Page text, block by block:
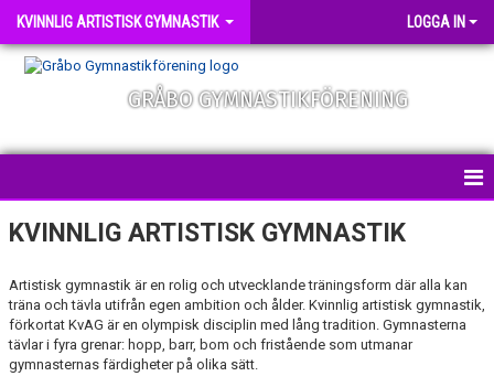
KVINNLIG ARTISTISK GYMNASTIK LOGGA IN
GRÅBO GYMNASTIKFÖRENING
KVINNLIG ARTISTISK GYMNASTIK
KVINNLIG ARTISTISK GYMNASTIK
Artistisk gymnastik är en rolig och utvecklande träningsform där alla kan
träna och tävla utifrån egen ambition och ålder. Kvinnlig artistisk gymnastik,
förkortat KvAG är en olympisk disciplin med lång tradition. Gymnasterna
tävlar i fyra grenar: hopp, barr, bom och fristående som utmanar
gymnasternas färdigheter på olika sätt.